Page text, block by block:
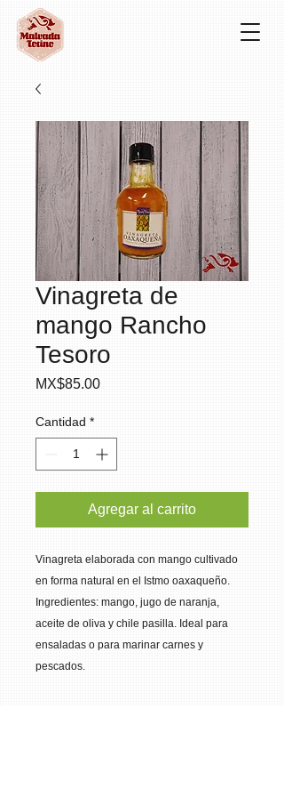
Vinagreta de
mango Rancho
Tesoro
MX$85.00Precio
Cantidad *
Agregar al carrito
Vinagreta elaborada con mango cultivado
en forma natural en el Istmo oaxaqueño.
Ingredientes: mango, jugo de naranja,
aceite de oliva y chile pasilla. Ideal para
ensaladas o para marinar carnes y
pescados.